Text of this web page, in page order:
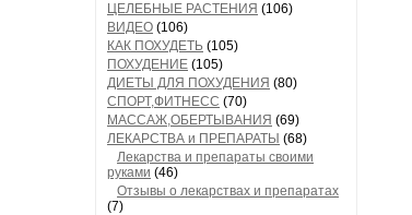
ЦЕЛЕБНЫЕ РАСТЕНИЯ (106)
ВИДЕО (106)
КАК ПОХУДЕТЬ (105)
ПОХУДЕНИЕ (105)
ДИЕТЫ ДЛЯ ПОХУДЕНИЯ (80)
СПОРТ,ФИТНЕСС (70)
МАССАЖ,ОБЕРТЫВАНИЯ (69)
ЛЕКАРСТВА и ПРЕПАРАТЫ (68)
Лекарства и препараты своими
руками (46)
Отзывы о лекарствах и препаратах
(7)